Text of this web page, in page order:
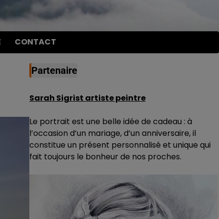
CONTACT
Partenaire
Sarah Sigrist artiste peintre
Le portrait est une belle idée de cadeau : à
l’occasion d’un mariage, d’un anniversaire, il
constitue un présent personnalisé et unique qui
fait toujours le bonheur de nos proches.